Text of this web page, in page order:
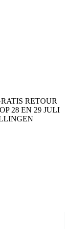
RETOUR
28 EN 29 JULI